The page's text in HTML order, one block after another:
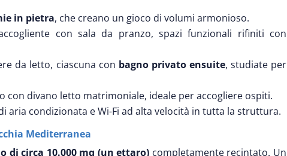
in pietra, che creano un gioco di volumi armonioso.
con sala da pranzo, spazi funzionali rifiniti con
da letto, ciascuna con bagno privato ensuite, studiate per
con divano letto matrimoniale, ideale per accogliere ospiti.
aria condizionata e Wi-Fi ad alta velocità in tutta la struttura.
Mediterranea
di circa 10.000 mq (un ettaro) completamente recintato. Un